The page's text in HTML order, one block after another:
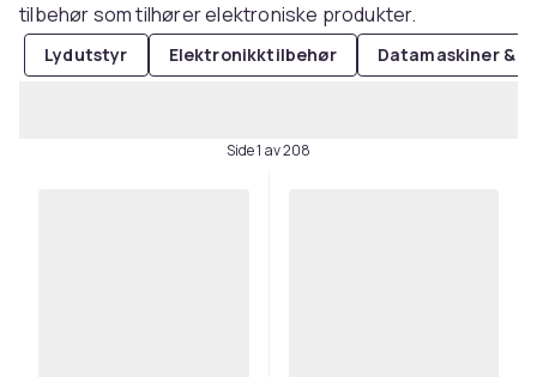
tilbehør som tilhører elektroniske produkter.
Lydutstyr Elektronikktilbehør Datamaskiner &
Side 1 av 208